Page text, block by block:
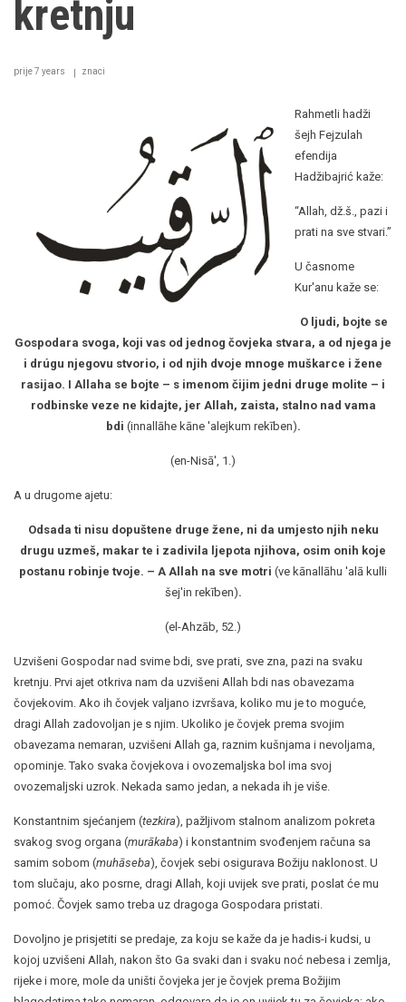
kretnju
prije 7 years znaci
Rahmetli hadži
šejh Fejzulah
efendija
Hadžibajrić kaže:
“Allah, dž.š., pazi i
prati na sve stvari.”
U časnome
Kur'anu kaže se:
O ljudi, bojte se
Gospodara svoga, koji vas od jednog čovjeka stvara, a od njega je
i drúgu njegovu stvorio, i od njih dvoje mnoge muškarce i žene
rasijao. I Allaha se bojte – s imenom čijim jedni druge molite – i
rodbinske veze ne kidajte, jer Allah, zaista, stalno nad vama
bdi (innallāhe kāne 'alejkum rekīben).
(en-Nisā', 1.)
A u drugome ajetu:
Odsada ti nisu dopuštene druge žene, ni da umjesto njih neku
drugu uzmeš, makar te i zadivila ljepota njihova, osim onih koje
postanu robinje tvoje. – A Allah na sve motri (ve kānallāhu 'alā kulli
šej'in rekīben).
(el-Ahzāb, 52.)
Uzvišeni Gospodar nad svime bdi, sve prati, sve zna, pazi na svaku
kretnju. Prvi ajet otkriva nam da uzvišeni Allah bdi nas obavezama
čovjekovim. Ako ih čovjek valjano izvršava, koliko mu je to moguće,
dragi Allah zadovoljan je s njim. Ukoliko je čovjek prema svojim
obavezama nemaran, uzvišeni Allah ga, raznim kušnjama i nevoljama,
opominje. Tako svaka čovjekova i ovozemaljska bol ima svoj
ovozemaljski uzrok. Nekada samo jedan, a nekada ih je više.
Konstantnim sjećanjem (tezkira), pažljivom stalnom analizom pokreta
svakog svog organa (murākaba) i konstantnim svođenjem računa sa
samim sobom (muhāseba), čovjek sebi osigurava Božiju naklonost. U
tom slučaju, ako posrne, dragi Allah, koji uvijek sve prati, poslat će mu
pomoć. Čovjek samo treba uz dragoga Gospodara pristati.
Dovoljno je prisjetiti se predaje, za koju se kaže da je hadis-i kudsi, u
kojoj uzvišeni Allah, nakon što Ga svaki dan i svaku noć nebesa i zemlja,
rijeke i more, mole da uništi čovjeka jer je čovjek prema Božijim